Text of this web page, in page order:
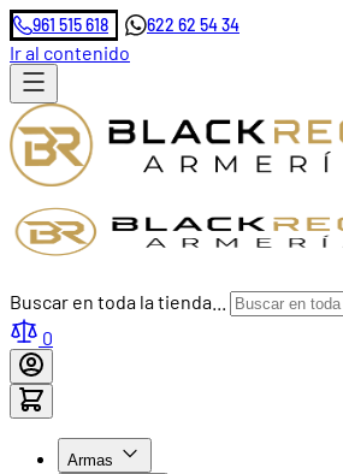
961 515 618 622 62 54 34
Ir al contenido
Buscar en toda la tienda...
0
Armas